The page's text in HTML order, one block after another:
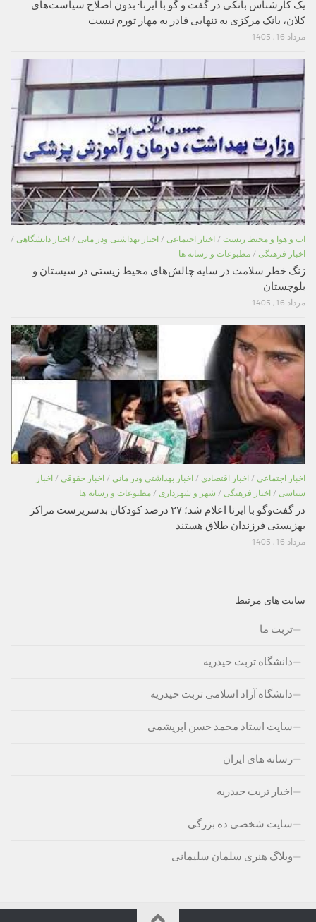
یک کارشناس بانکی در گفت و گو با ایرنا: بدون اصلاح سیاست‌های
کلان، بانک مرکزی به تنهایی قادر به مهار تورم نیست
مرداد 16, 1405
اب و هوا و محیط زیست / اخبار اجتماعی / اخبار بهداشتی ودر مانی / اخبار دانشگاهی /
اخبار فرهنگی / مطبوعات و رسانه ها
زنگ خطر سلامت در سایه چالش‌های محیط زیستی در سیستان و
بلوچستان
مرداد 16, 1405
اخبار اجتماعی / اخبار اقتصادی / اخبار بهداشتی ودر مانی / اخبار حقوقی / اخبار
سیاسی / اخبار فرهنگی / شهر و شهرداری / مطبوعات و رسانه ها
در گفت‌وگو با ایرنا اعلام شد؛ ۲۷ درصد کودکان بدسرپرست مراکز
بهزیستی فرزندان طلاق هستند
مرداد 16, 1405
سایت های مرتبط
تربت ما
دانشگاه تربت حیدریه
دانشگاه آزاد اسلامی تربت حیدریه
سایت استاد محمد حسن ابریشمی
رسانه های ایران
اخبار تربت حیدریه
سایت شخصی ده بزرگی
وبلاگ هنری سلمان سلیمانی